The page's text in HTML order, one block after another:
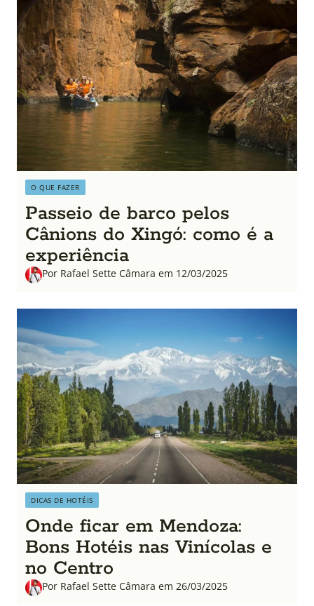
O QUE FAZER
Passeio de barco pelos
Cânions do Xingó: como é a
experiência
Por Rafael Sette Câmara em 12/03/2025
DICAS DE HOTÉIS
Onde ficar em Mendoza:
Bons Hotéis nas Vinícolas e
no Centro
Por Rafael Sette Câmara em 26/03/2025